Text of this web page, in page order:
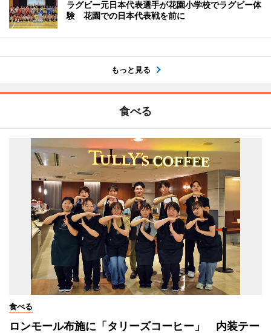
ラグビー元日本代表選手が花園小学校でラグビー体
験 花園での日本代表戦を前に
もっと見る
食べる
食べる
ロンモール布施に「タリーズコーヒー」 内装テー